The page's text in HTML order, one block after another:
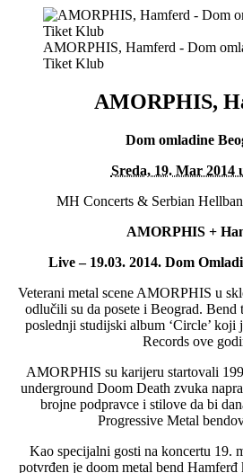
AMORPHIS, Hamferd - Dom
Tiket Klub
AMORPHIS,
Dom omladine
Sreda, 19. Mar 2014
MH Concerts & Serbian
AMORPHIS +
Live – 19.03. 2014. Dom
Veterani metal scene AMORPHIS u
odlučili su da posete i Beograd. Bend
poslednji studijski album ‘Circle’ koji
Records ove
AMORPHIS su karijeru startovali
underground Doom Death zvuka
brojne podpravce i stilove da bi
Progressive Metal
Kao specijalni gosti na koncertu 19.
potvrđen je doom metal bend Hamferđ